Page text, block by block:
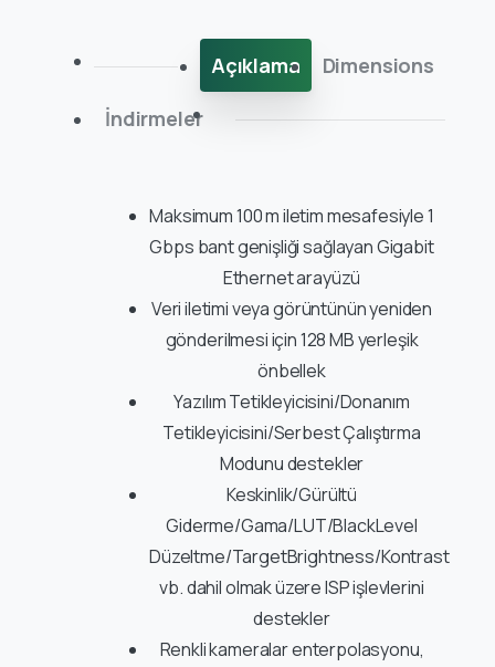
Açıklama
Dimensions
İndirmeler
Maksimum 100 m iletim mesafesiyle 1
Gbps bant genişliği sağlayan Gigabit
Ethernet arayüzü
Veri iletimi veya görüntünün yeniden
gönderilmesi için 128 MB yerleşik
önbellek
Yazılım Tetikleyicisini/Donanım
Tetikleyicisini/Serbest Çalıştırma
Modunu destekler
Keskinlik/Gürültü
Giderme/Gama/LUT/BlackLevel
Düzeltme/TargetBrightness/Kontrast
vb. dahil olmak üzere ISP işlevlerini
destekler
Renkli kameralar enterpolasyonu,